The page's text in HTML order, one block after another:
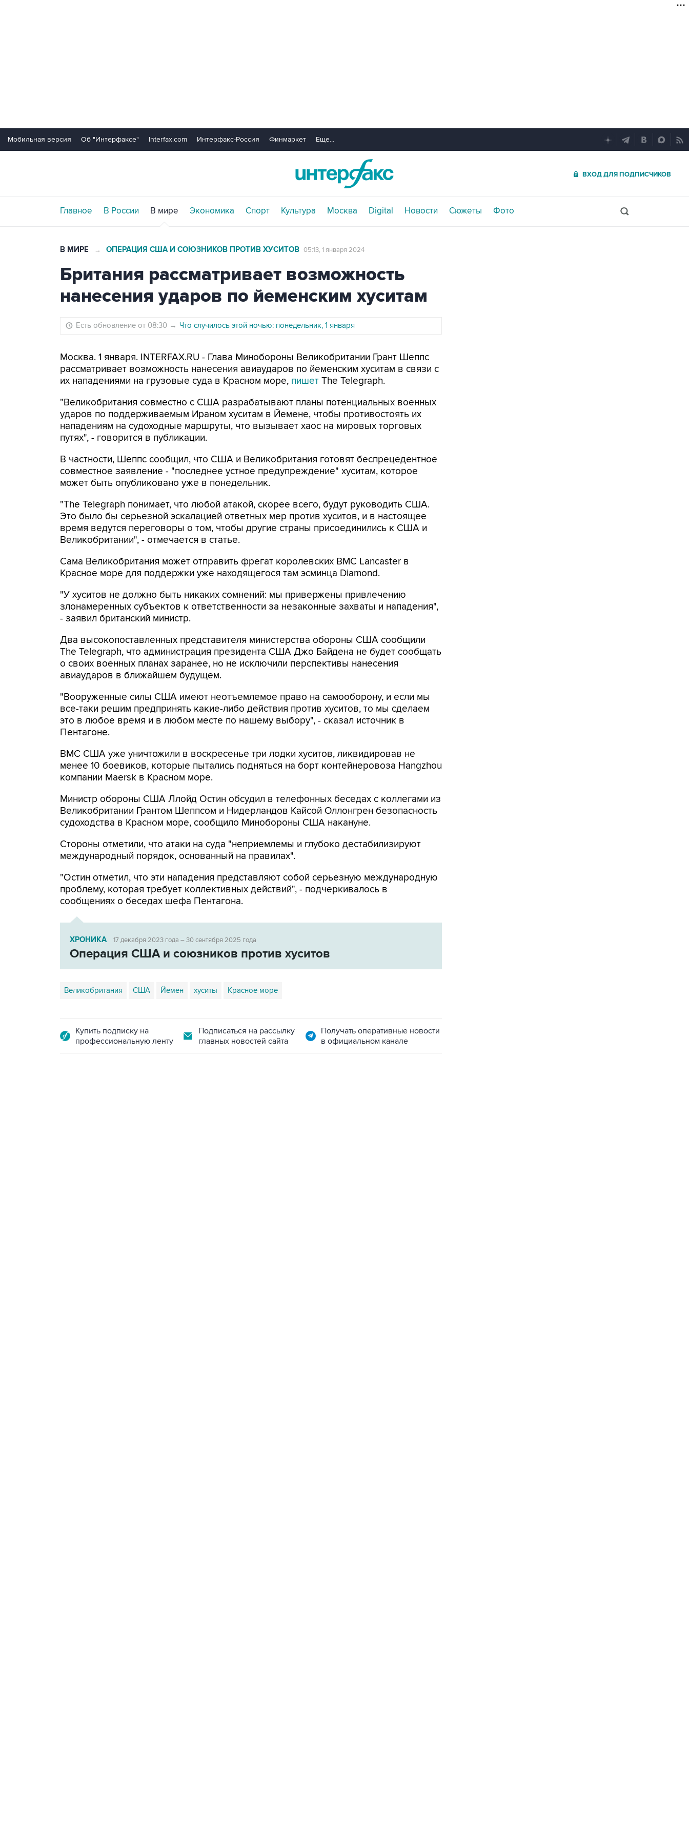
Мобильная версия Об "Интерфаксе" Interfax.com Интерфакс-Россия Финмаркет Еще...
ВХОД ДЛЯ ПОДПИСЧИКОВ
Главное В России В мире Экономика Спорт Культура Москва Digital Новости Сюжеты Фото
В МИРЕ → ОПЕРАЦИЯ США И СОЮЗНИКОВ ПРОТИВ ХУСИТОВ 05:13, 1 января 2024
Британия рассматривает возможность
нанесения ударов по йеменским хуситам
Есть обновление от 08:30 → Что случилось этой ночью: понедельник, 1 января
Москва. 1 января. INTERFAX.RU - Глава Минобороны Великобритании Грант Шеппс
рассматривает возможность нанесения авиаударов по йеменским хуситам в связи с
их нападениями на грузовые суда в Красном море, пишет The Telegraph.
"Великобритания совместно с США разрабатывают планы потенциальных военных
ударов по поддерживаемым Ираном хуситам в Йемене, чтобы противостоять их
нападениям на судоходные маршруты, что вызывает хаос на мировых торговых
путях", - говорится в публикации.
В частности, Шеппс сообщил, что США и Великобритания готовят беспрецедентное
совместное заявление - "последнее устное предупреждение" хуситам, которое
может быть опубликовано уже в понедельник.
"The Telegraph понимает, что любой атакой, скорее всего, будут руководить США.
Это было бы серьезной эскалацией ответных мер против хуситов, и в настоящее
время ведутся переговоры о том, чтобы другие страны присоединились к США и
Великобритании", - отмечается в статье.
Сама Великобритания может отправить фрегат королевских ВМС Lancaster в
Красное море для поддержки уже находящегося там эсминца Diamond.
"У хуситов не должно быть никаких сомнений: мы привержены привлечению
злонамеренных субъектов к ответственности за незаконные захваты и нападения",
- заявил британский министр.
Два высокопоставленных представителя министерства обороны США сообщили
The Telegraph, что администрация президента США Джо Байдена не будет сообщать
о своих военных планах заранее, но не исключили перспективы нанесения
авиаударов в ближайшем будущем.
"Вооруженные силы США имеют неотъемлемое право на самооборону, и если мы
все-таки решим предпринять какие-либо действия против хуситов, то мы сделаем
это в любое время и в любом месте по нашему выбору", - сказал источник в
Пентагоне.
ВМС США уже уничтожили в воскресенье три лодки хуситов, ликвидировав не
менее 10 боевиков, которые пытались подняться на борт контейнеровоза Hangzhou
компании Maersk в Красном море.
Министр обороны США Ллойд Остин обсудил в телефонных беседах с коллегами из
Великобритании Грантом Шеппсом и Нидерландов Кайсой Оллонгрен безопасность
судоходства в Красном море, сообщило Минобороны США накануне.
Стороны отметили, что атаки на суда "неприемлемы и глубоко дестабилизируют
международный порядок, основанный на правилах".
"Остин отметил, что эти нападения представляют собой серьезную международную
проблему, которая требует коллективных действий", - подчеркивалось в
сообщениях о беседах шефа Пентагона.
ХРОНИКА 17 декабря 2023 года – 30 сентября 2025 года
Операция США и союзников против хуситов
Великобритания США Йемен хуситы Красное море
Купить подписку на
профессиональную ленту
Подписаться на рассылку
главных новостей сайта
Получать оперативные новости
в официальном канале